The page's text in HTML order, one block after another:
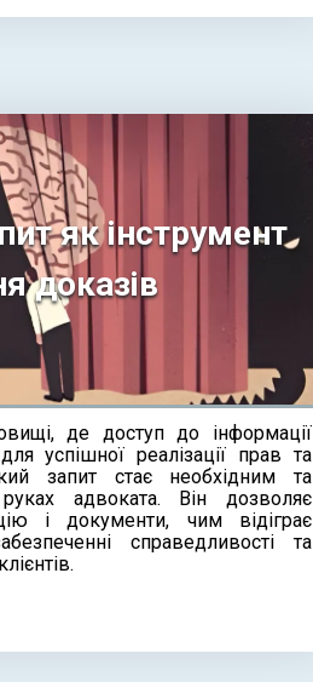
як інструмент
доказів
де доступ до інформації
успішної реалізації прав та
запит стає необхідним та
адвоката. Він дозволяє
і документи, чим відіграє
справедливості та